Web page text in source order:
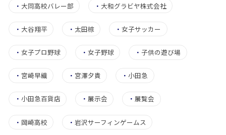
・ 大同高校バレー部 ・ 大和グラビヤ株式会社
・ 大谷翔平 ・ 太田椋 ・女子サッカー
・ 女子プロ野球 ・女子野球 ・子供の遊び場
・ 宮崎早織 ・ 宮澤夕貴 ・小田急
・ 小田急百貨店 ・展示会 ・展覧会
・ 岡崎高校 ・岩沢サーフィンゲームス